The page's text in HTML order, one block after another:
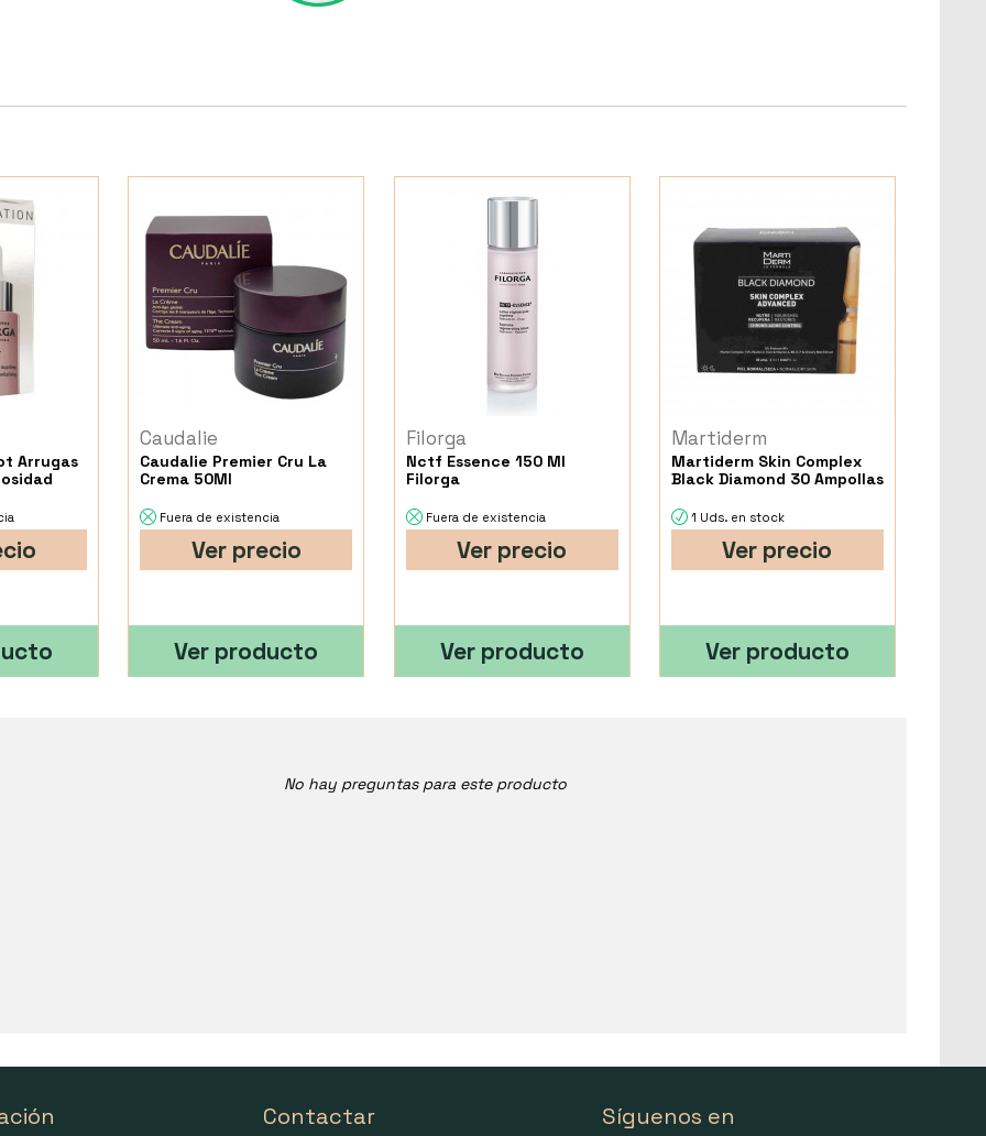
Arrugas
Caudalie
Caudalie Premier Cru La
Crema 50Ml
Fuera de existencia
Ver precio
Ver producto
Filorga
Nctf Essence 150 Ml
Filorga
Fuera de existencia
Ver precio
Ver producto
Martiderm
Martiderm Skin Complex
Black Diamond 30 Ampollas
1 Uds. en stock
Ver precio
Ver producto
No hay preguntas para este producto
Contactar Síguenos en